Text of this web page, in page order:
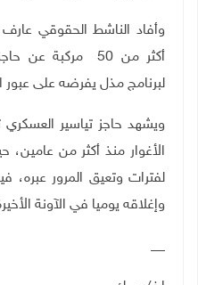
وأفاد الناشط الحقوقي
أكثر من 50 مركبة
لبرنامج مذل يفرضه على عبور
ويشهد حاجز تياسير
الأغوار منذ أكثر من عامين،
لفترات وتعيق المرور عبره،
وإغلاقه يوميا في الآونة